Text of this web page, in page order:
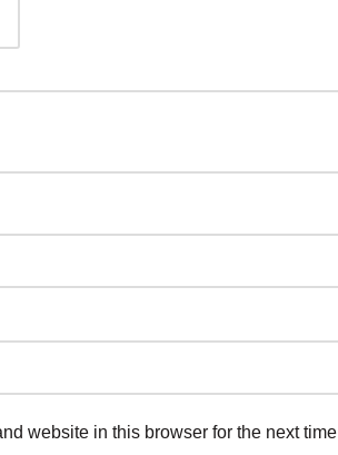
website in this browser for the next time I